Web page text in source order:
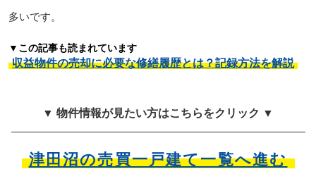
多いです。
▼この記事も読まれています
収益物件の売却に必要な修繕履歴とは？記録方法を解説
▼ 物件情報が見たい方はこちらをクリック ▼
津田沼の売買一戸建て一覧へ進む